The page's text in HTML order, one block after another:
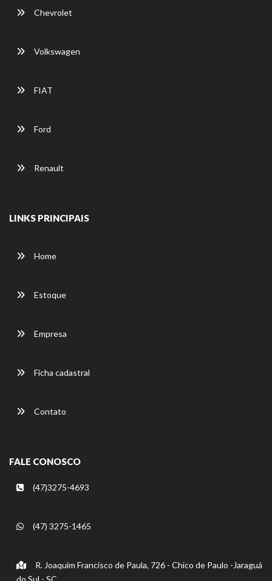
Chevrolet
Volkswagen
FIAT
Ford
Renault
LINKS PRINCIPAIS
Home
Estoque
Empresa
Ficha cadastral
Contato
FALE CONOSCO
(47)3275-4693
(47) 3275-1465
R. Joaquim Francisco de Paula, 726 - Chico de Paulo -Jaraguá
do Sul - SC